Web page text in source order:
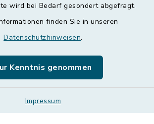
wird bei Bedarf gesondert abgefragt.
finden Sie in unseren
Datenschutzhinweisen.
Kenntnis genommen
Impressum
Datenschutz
Leichte Sprache
Sitemap